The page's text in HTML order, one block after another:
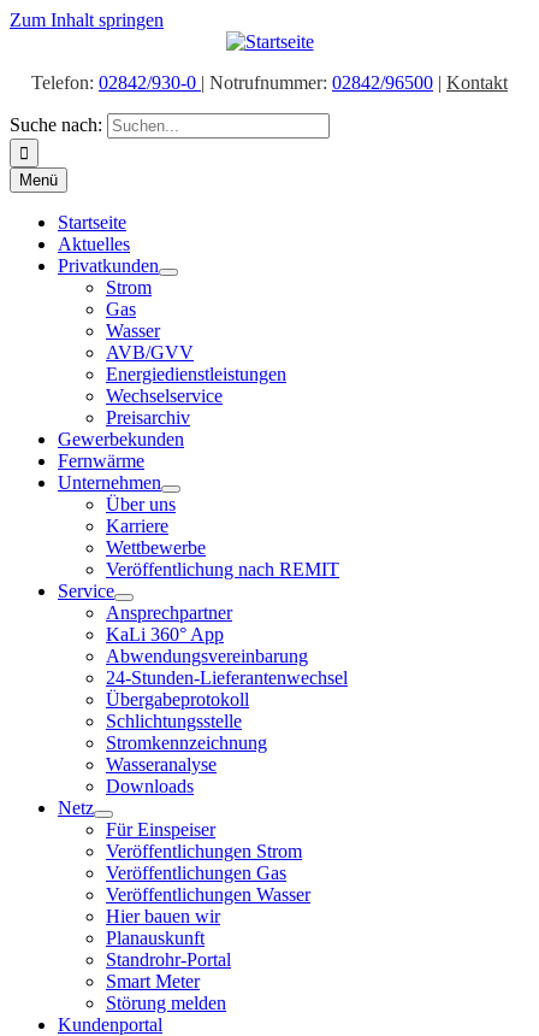
Zum Inhalt springen
Telefon: 02842/930-0 | Notrufnummer: 02842/96500 | Kontakt
Suche nach:
Menü
Startseite
Aktuelles
Privatkunden
Strom
Gas
Wasser
AVB/GVV
Energiedienstleistungen
Wechselservice
Preisarchiv
Gewerbekunden
Fernwärme
Unternehmen
Über uns
Karriere
Wettbewerbe
Veröffentlichung nach REMIT
Service
Ansprechpartner
KaLi 360° App
Abwendungsvereinbarung
24-Stunden-Lieferantenwechsel
Übergabeprotokoll
Schlichtungsstelle
Stromkennzeichnung
Wasseranalyse
Downloads
Netz
Für Einspeiser
Veröffentlichungen Strom
Veröffentlichungen Gas
Veröffentlichungen Wasser
Hier bauen wir
Planauskunft
Standrohr-Portal
Smart Meter
Störung melden
Kundenportal